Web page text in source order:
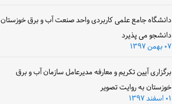
دانشگاه جامع علمی کاربردی واحد صنعت آب و برق خوزستان
دانشجو می پذیرد
۰۷ بهمن ۱۳۹۷
برگزاری آیین تکریم و معارفه مدیرعامل سازمان آب و برق
خوزستان به روایت تصویر
۰۱ اسفند ۱۳۹۷